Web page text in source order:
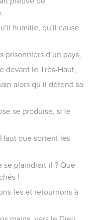
pas fait grâce aux
un secours qui ne
une nation
empêcher d'aller sur
s’est approché,
existence est
plus rapides que les
les montagnes, ils
le désert.
que l'Eternel avait
pièges, lui à propos